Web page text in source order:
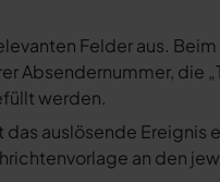
Felder aus.
Absendernummer, die
werden.
das auslösende
an den